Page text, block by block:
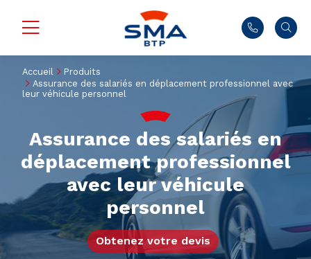
Accueil
Produits
Assurance des salariés en déplacement professionnel avec
leur véhicule personnel
Assurance des salariés en
déplacement professionnel
avec leur véhicule
personnel
Obtenez votre devis